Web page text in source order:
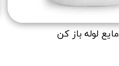
مایع لوله باز کن